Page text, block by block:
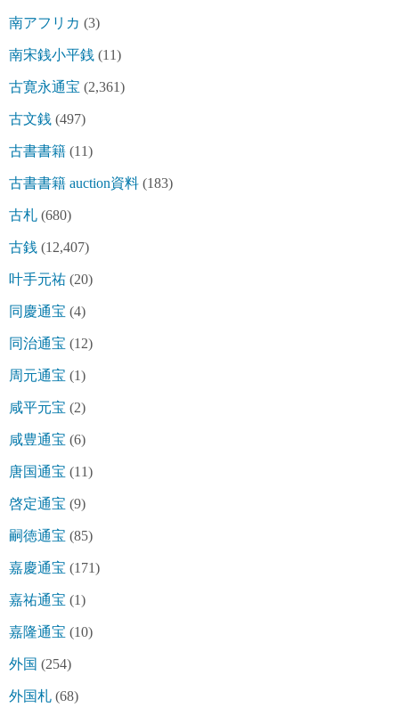
南アフリカ (3)
南宋銭小平銭 (11)
古寛永通宝 (2,361)
古文銭 (497)
古書書籍 (11)
古書書籍 auction資料 (183)
古札 (680)
古銭 (12,407)
叶手元祐 (20)
同慶通宝 (4)
同治通宝 (12)
周元通宝 (1)
咸平元宝 (2)
咸豊通宝 (6)
唐国通宝 (11)
啓定通宝 (9)
嗣徳通宝 (85)
嘉慶通宝 (171)
嘉祐通宝 (1)
嘉隆通宝 (10)
外国 (254)
外国札 (68)